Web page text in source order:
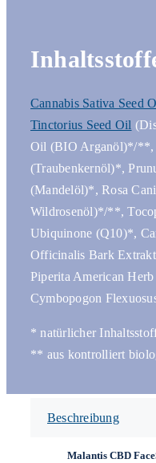
Cannabis Sativa Seed
Tinctorius Seed Oil
Oil (BIO Arganöl)*/**,
(Traubenkernöl)*,
(Mandelöl)*, Rosa
Wildrosenöl)*/**,
Ubiquinone (Q10)*,
Officinalis Bark
Piperita American
Cymbopogon
* natürlicher
** aus kontrolliert
Beschreibung
Malantis CBD